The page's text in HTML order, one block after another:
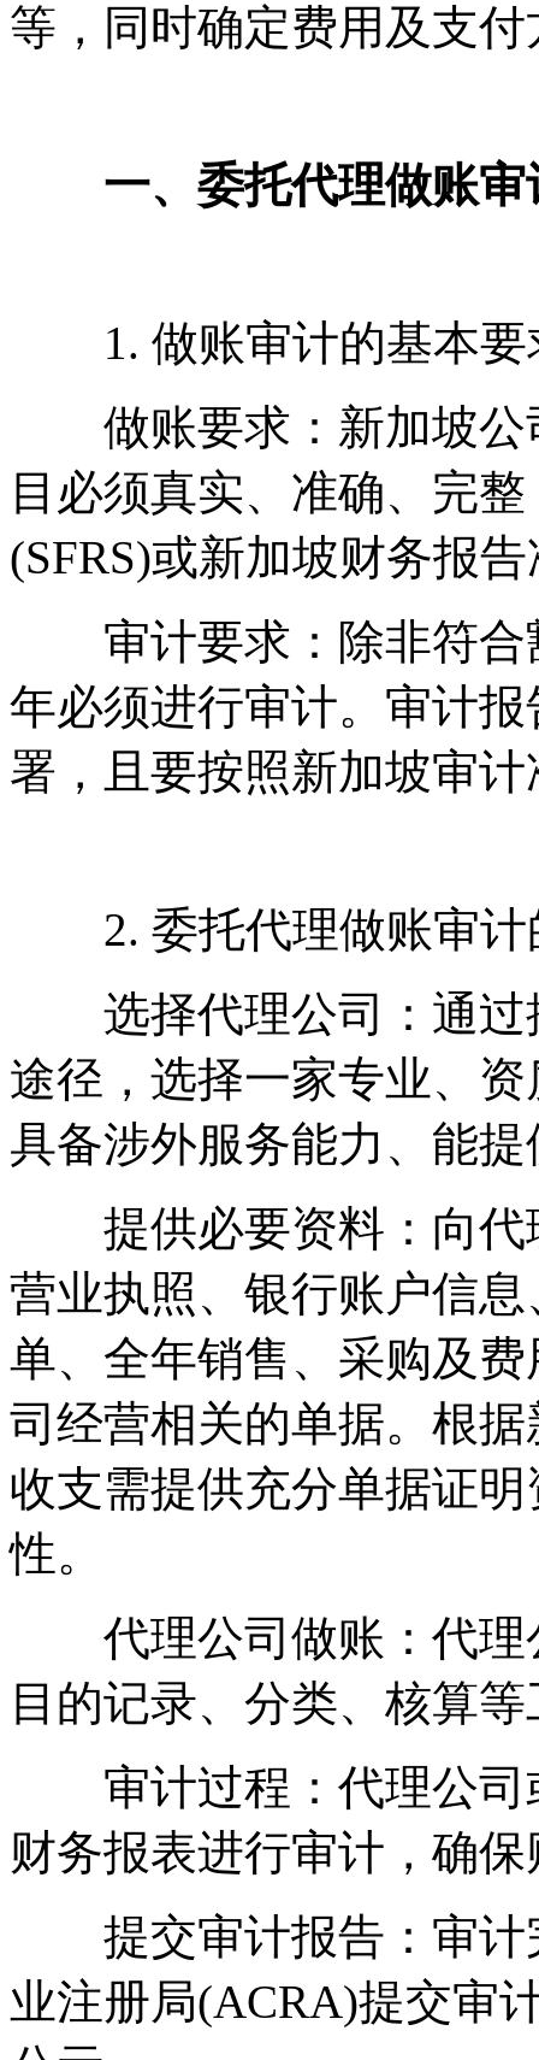
等，同时确定费用及支付
一、委托代理做账审
1. 做账审计的基本要
做账要求：新加坡公
目必须真实、准确、完
(SFRS)或新加坡财务报
审计要求：除非符合
年必须进行审计。审计
署，且要按照新加坡审
2. 委托代理做账审计
选择代理公司：通过
途径，选择一家专业、
具备涉外服务能力、能
提供必要资料：向代
营业执照、银行账户信
单、全年销售、采购及
司经营相关的单据。根
收支需提供充分单据证
性。
代理公司做账：代理
目的记录、分类、核算
审计过程：代理公司
财务报表进行审计，确
提交审计报告：审计
业注册局(ACRA)提交审